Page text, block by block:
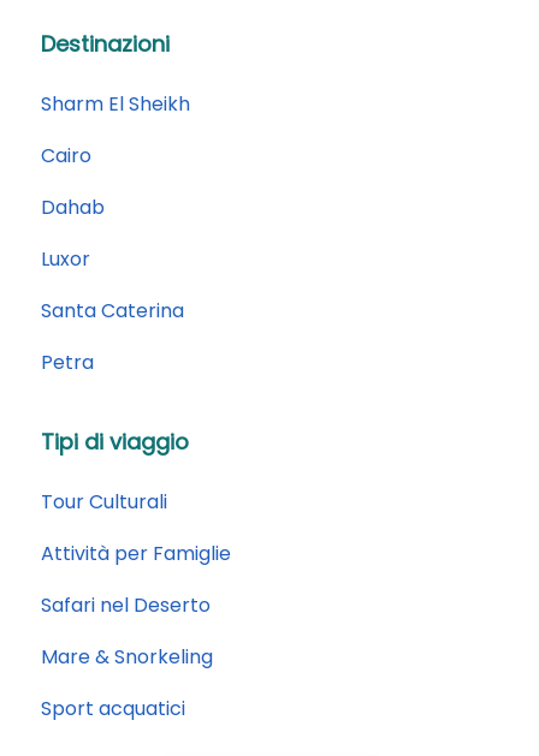
Destinazioni
Sharm El Sheikh
Cairo
Dahab
Luxor
Santa Caterina
Petra
Tipi di viaggio
Tour Culturali
Attività per Famiglie
Safari nel Deserto
Mare & Snorkeling
Sport acquatici